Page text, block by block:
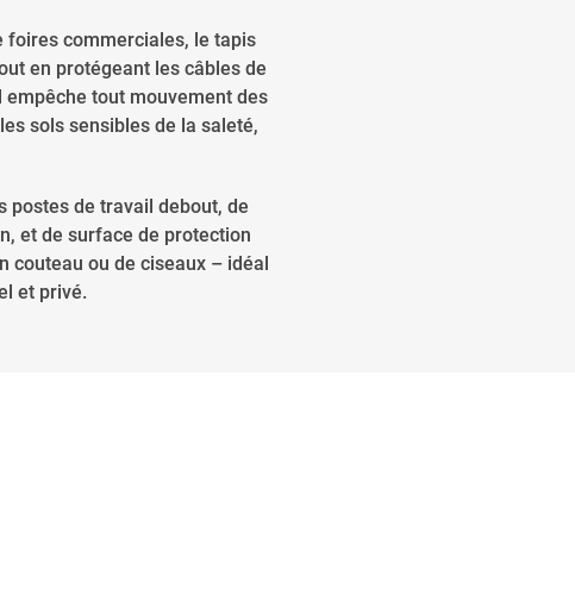
foires commerciales, le tapis
en protégeant les câbles de
tout mouvement des
sols sensibles de la saleté,
postes de travail debout, de
et de surface de protection
couteau ou de ciseaux – idéal
et privé.